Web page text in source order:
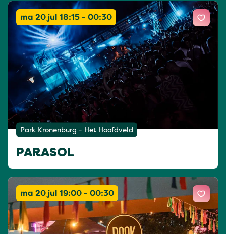
ma 20 jul 18:15 - 00:30
Park Kronenburg - Het Hoofdveld
PARASOL
ma 20 jul 19:00 - 00:30